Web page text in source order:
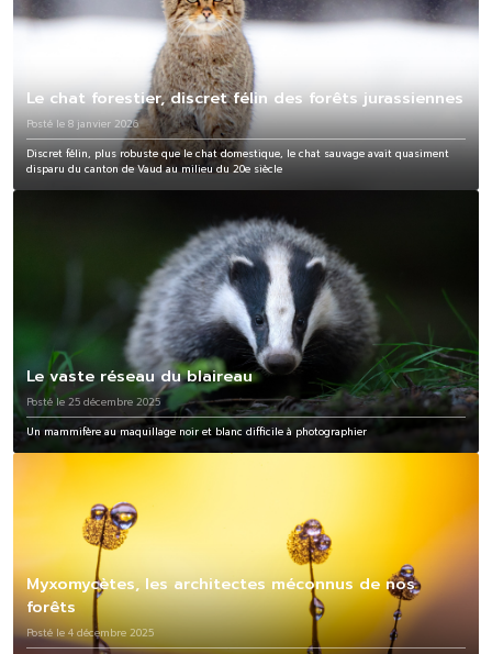
Le chat forestier, discret félin des forêts jurassiennes
Posté le 8 janvier 2026
Discret félin, plus robuste que le chat domestique, le chat sauvage avait quasiment
disparu du canton de Vaud au milieu du 20e siècle
Le vaste réseau du blaireau
Posté le 25 décembre 2025
Un mammifère au maquillage noir et blanc difficile à photographier
Myxomycètes, les architectes méconnus de nos
forêts
Posté le 4 décembre 2025